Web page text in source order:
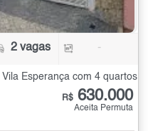
2 vagas -
Esperança com 4 quartos
R$ 630.000
Aceita Permuta